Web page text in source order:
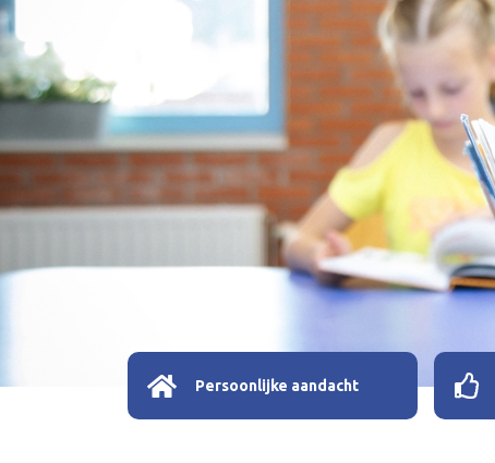
Persoonlijke aandacht